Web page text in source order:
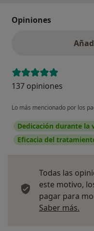
Opiniones
137 opiniones
Lo más mencionado por los
Dedicación durante la
Eficacia del
Todas las
este motivo,
pagar para
Saber más.